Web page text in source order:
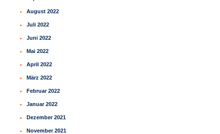
August 2022
Juli 2022
Juni 2022
Mai 2022
April 2022
März 2022
Februar 2022
Januar 2022
Dezember 2021
November 2021